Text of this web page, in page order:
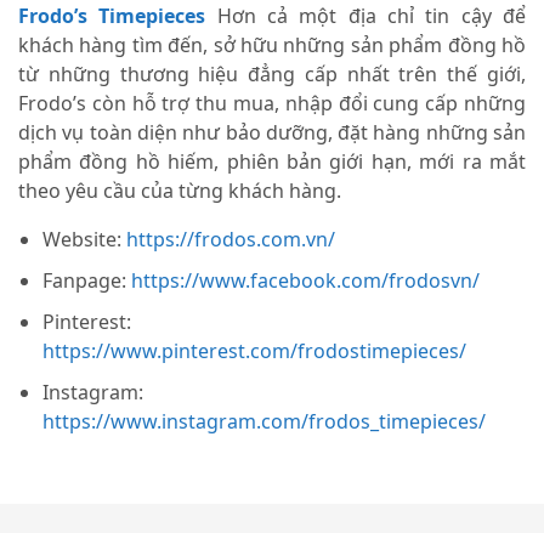
Frodo’s Timepieces Hơn cả một địa chỉ tin cậy để
khách hàng tìm đến, sở hữu những sản phẩm đồng hồ
từ những thương hiệu đẳng cấp nhất trên thế giới,
Frodo’s còn hỗ trợ thu mua, nhập đổi cung cấp những
dịch vụ toàn diện như bảo dưỡng, đặt hàng những sản
phẩm đồng hồ hiếm, phiên bản giới hạn, mới ra mắt
theo yêu cầu của từng khách hàng.
Website: https://frodos.com.vn/
Fanpage: https://www.facebook.com/frodosvn/
Pinterest:
https://www.pinterest.com/frodostimepieces/
Instagram:
https://www.instagram.com/frodos_timepieces/